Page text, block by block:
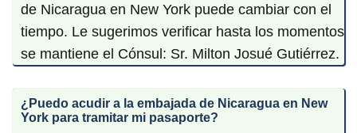
de Nicaragua en New York puede cambiar con el
tiempo. Le sugerimos verificar hasta los momentos
se mantiene el Cónsul: Sr. Milton Josué Gutiérrez.
¿Puedo acudir a la embajada de Nicaragua en New
York para tramitar mi pasaporte?